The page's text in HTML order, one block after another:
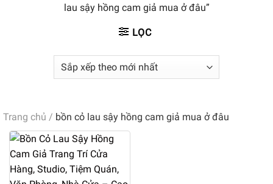
lau sậy hồng cam giả mua ở đâu”
LỌC
Trang chủ / bồn cỏ lau sậy hồng cam giả mua ở đâu